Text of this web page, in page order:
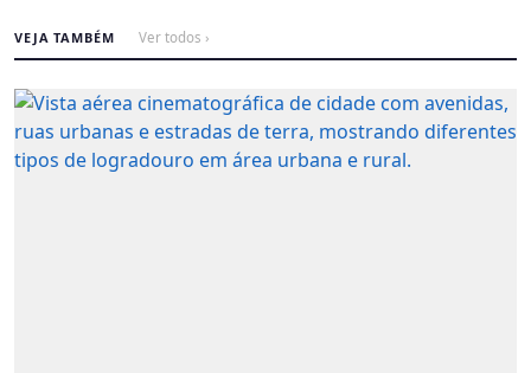
VEJA TAMBÉM Ver todos ›